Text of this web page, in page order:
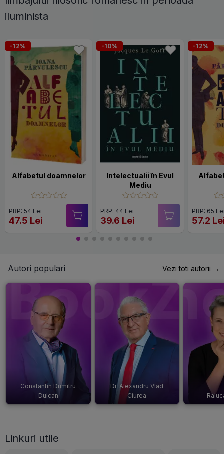
iluminista
-12%
Alfabetul doamnelor
PRP: 54 Lei
47.5 Lei
-10%
Intelectualii în Evul
Mediu
PRP: 44 Lei
39.6 Lei
-12%
PRP: 65
57.2
Autori populari Vezi toti autorii →
Constantin Dumitru
Dulcan
Dr. Alexandru Vlad
Ciurea
Linkuri utile